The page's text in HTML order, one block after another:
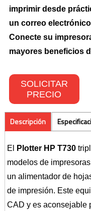
CONTACTO
imprimir desde
un correo
Conecte su
mayores beneficios
SOLICITAR
PRECIO
Descripción
El Plotter HP T730
modelos de
un alimentador de
de impresión. Este
CAD y es aconsejable